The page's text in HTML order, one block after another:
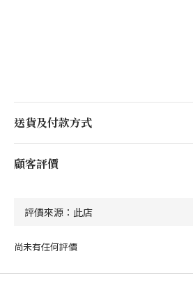
送貨及付款方式
顧客評價
尚未有任何評價